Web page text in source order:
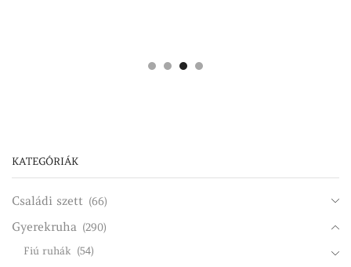
KATEGÓRIÁK
Családi szett (66)
Gyerekruha (290)
Fiú ruhák (54)